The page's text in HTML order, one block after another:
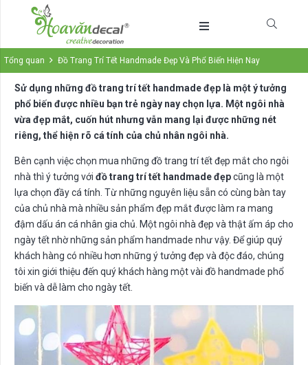
Tổng quan Đồ Trang Trí Tết Handmade Đẹp Và Phổ Biến Hiện Nay
Sử dụng những đồ trang trí tết handmade đẹp là một ý tưởng
phổ biến được nhiều bạn trẻ ngày nay chọn lựa. Một ngôi nhà
vừa đẹp mắt, cuốn hút nhưng vẫn mang lại được những nét
riêng, thể hiện rõ cá tính của chủ nhân ngôi nhà.
Bên cạnh việc chọn mua những đồ trang trí tết đẹp mắt cho ngôi
nhà thì ý tưởng với đồ trang trí tết handmade đẹpcũng là một
lựa chọn đầy cá tính. Từ những nguyên liệu sẵn có cùng bàn tay
của chủ nhà mà nhiều sản phẩm đẹp mắt được làm ra mang
đậm dấu án cá nhân gia chủ. Một ngôi nhà đẹp và thật ấm áp cho
ngày tết nhờ những sản phẩm handmade như vậy. Để giúp quý
khách hàng có nhiều hơn những ý tưởng đẹp và độc đáo, chúng
tôi xin giới thiệu đến quý khách hàng một vài đồ handmade phổ
biến và dễ làm cho ngày tết.